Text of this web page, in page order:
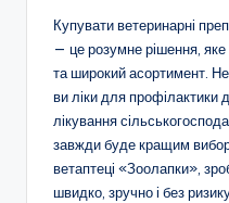
Купувати ветеринарні
— це розумне рішення, яке
та широкий асортимент.
ви ліки для профілактики
лікування
завжди буде кращим
ветаптеці «Зоолапки»,
швидко, зручно і без